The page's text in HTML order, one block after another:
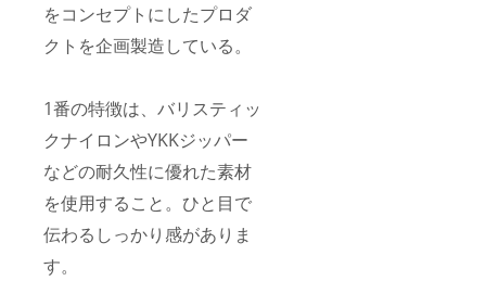
をコンセプトにしたプロダ
クトを企画製造している。
1番の特徴は、バリスティッ
クナイロンやYKKジッパー
などの耐久性に優れた素材
を使用すること。ひと目で
伝わるしっかり感がありま
す。